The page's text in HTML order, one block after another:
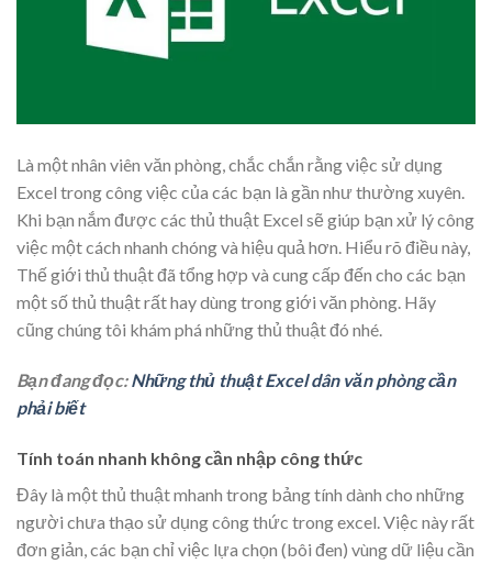
Là một nhân viên văn phòng, chắc chắn rằng việc sử dụng
Excel trong công việc của các bạn là gần như thường xuyên.
Khi bạn nắm được các thủ thuật Excel sẽ giúp bạn xử lý công
việc một cách nhanh chóng và hiệu quả hơn. Hiểu rõ điều này,
Thế giới thủ thuật đã tổng hợp và cung cấp đến cho các bạn
một số thủ thuật rất hay dùng trong giới văn phòng. Hãy
cũng chúng tôi khám phá những thủ thuật đó nhé.
Bạn đang đọc:Những thủ thuật Excel dân văn phòng cần
phải biết
Tính toán nhanh không cần nhập công thức
Đây là một thủ thuật mhanh trong bảng tính dành cho những
người chưa thạo sử dụng công thức trong excel. Việc này rất
đơn giản, các bạn chỉ việc lựa chọn (bôi đen) vùng dữ liệu cần